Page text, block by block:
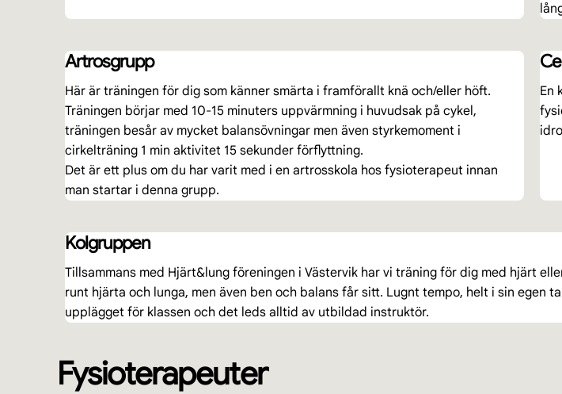
Artrosgrupp
Här är träningen för dig som känner smärta i framförallt knä och/eller höft.
Träningen börjar med 10-15 minuters uppvärmning i huvudsak på cykel,
träningen besår av mycket balansövningar men även styrkemoment i
cirkelträning 1 min aktivitet 15 sekunder förflyttning.
Det är ett plus om du har varit med i en artrosskola hos fysioterapeut innan
man startar i denna grupp.
En
Kolgruppen
Tillsammans med Hjärt&lung föreningen i Västervik har vi träning för dig med hjärt
runt hjärta och lunga, men även ben och balans får sitt. Lugnt tempo, helt i sin egen
upplägget för klassen och det leds alltid av utbildad instruktör.
Fysioterapeuter